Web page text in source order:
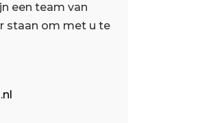
een team van
staan ​​om met u te